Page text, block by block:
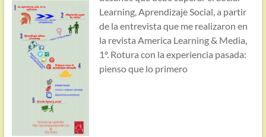
Learning, Aprendizaje Social, a partir
de la entrevista que me realizaron en
la revista America Learning & Media,
1º. Rotura con la experiencia pasada:
pienso que lo primero